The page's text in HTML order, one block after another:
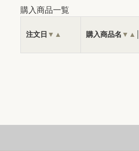
購入商品一覧
注文日 ▼ ▲ 購入商品名 ▼ ▲